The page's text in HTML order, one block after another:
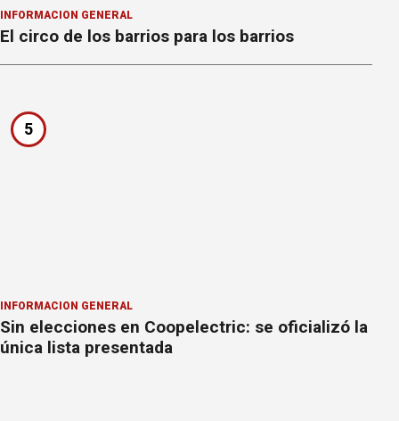
INFORMACION GENERAL
El circo de los barrios para los barrios
5
INFORMACION GENERAL
Sin elecciones en Coopelectric: se oficializó la
única lista presentada